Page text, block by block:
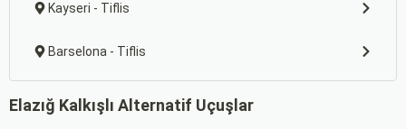
Kayseri - Tiflis
Barselona - Tiflis
Elazığ Kalkışlı Alternatif Uçuşlar